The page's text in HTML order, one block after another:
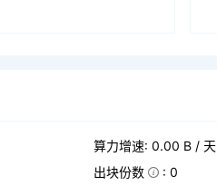
算力增速: 0.00 B / 天
出块份数 : 0